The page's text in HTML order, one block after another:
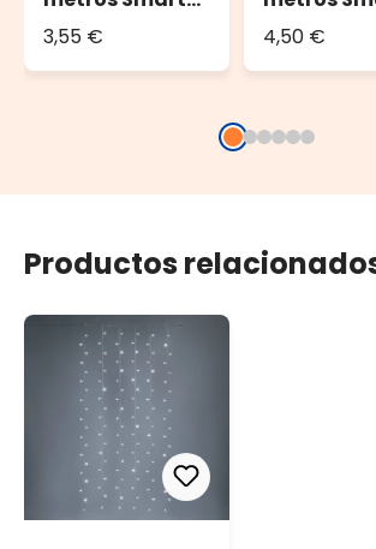
Connect
3,55 €
Connect
4,50 €
Productos